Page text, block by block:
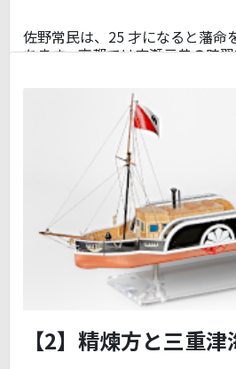
佐野常民は、25 才になると藩命
ちます。京都では広瀬元恭の時
【2】精煉方と三重